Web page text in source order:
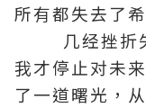
所有都失去了
几经挫折失
我才停止对未
了一道曙光，